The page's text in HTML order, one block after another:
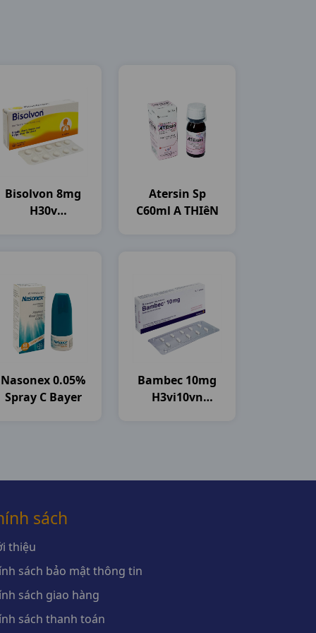
Bisolvon 8mg
H30v
Atersin Sp
C60ml A THIêN
Nasonex 0.05%
Spray C Bayer
Bambec 10mg
H3vi10vn
sách
thiệu
sách bảo mật thông tin
sách giao hàng
sách thanh toán